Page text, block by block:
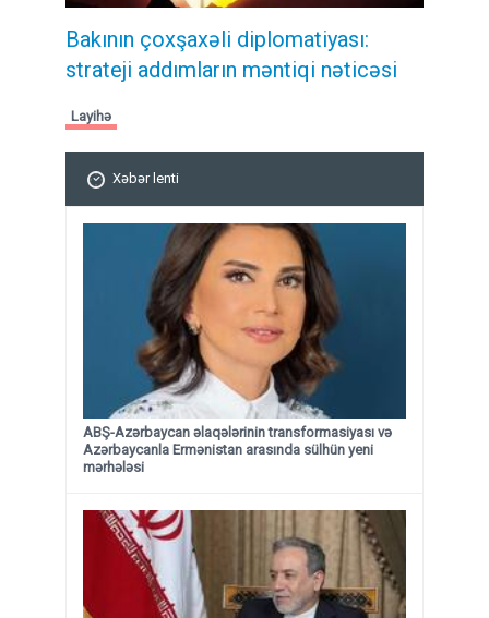
Bakının çoxşaxəli diplomatiyası:
strateji addımların məntiqi nəticəsi
Layihə
Xəbər lenti
ABŞ-Azərbaycan əlaqələrinin transformasiyası və
Azərbaycanla Ermənistan arasında sülhün yeni
mərhələsi